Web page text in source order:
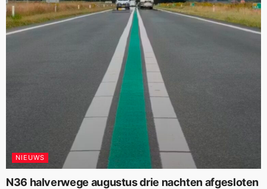
NIEUWS
N36 halverwege augustus drie nachten afgesloten